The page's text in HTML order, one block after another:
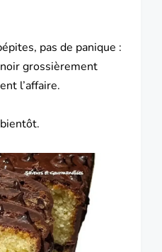
pas de panique :
grossièrement
l’affaire.